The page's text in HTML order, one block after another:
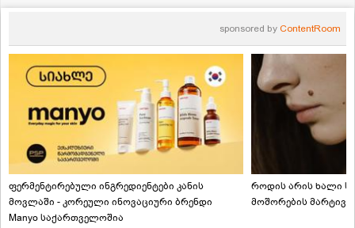
sponsored by ContentRoom
ფერმენტირებული ინგრედიენტები კანის
მოვლაში - კორეული ინოვაციური ბრენდი
Manyo საქართველოშია
როდის არის ხალი
მოშორების